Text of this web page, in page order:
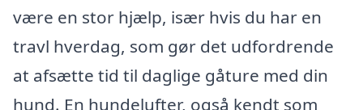
være en stor hjælp, især hvis du har en
travl hverdag, som gør det udfordrende
at afsætte tid til daglige gåture med din
hund. En hundelufter, også kendt som